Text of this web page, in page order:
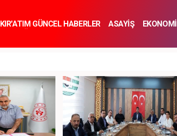
KIR'ATIM GÜNCEL HABERLER ASAYİŞ EKONOMİ